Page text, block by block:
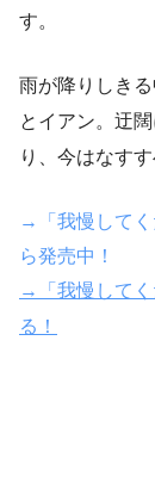
す。
雨が降りしき
とイアン。迂
り、今はなす
→「我慢して
ら発売中！
→「我慢してく
る！